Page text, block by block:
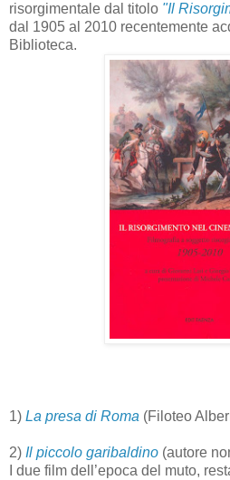
risorgimentale dal titolo "Il
dal 1905 al 2010 recentemente
Biblioteca.
1) La presa di Roma (Filoteo
2) Il piccolo garibaldino (autore
I due film dell’epoca del muto,